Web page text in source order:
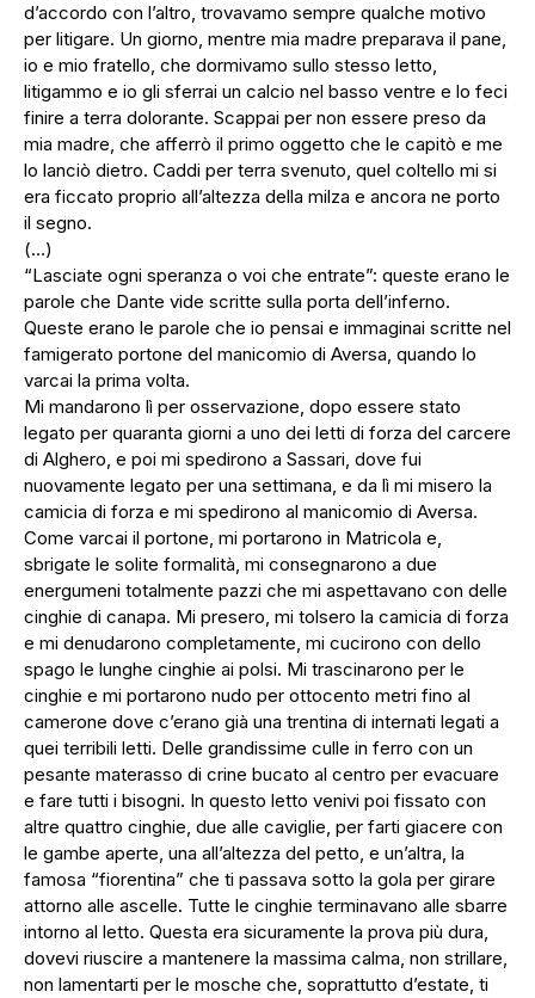
d’accordo con l’altro, trovavamo sempre qualche motivo
per litigare. Un giorno, mentre mia madre preparava il pane,
io e mio fratello, che dormivamo sullo stesso letto,
litigammo e io gli sferrai un calcio nel basso ventre e lo feci
finire a terra dolorante. Scappai per non essere preso da
mia madre, che afferrò il primo oggetto che le capitò e me
lo lanciò dietro. Caddi per terra svenuto, quel coltello mi si
era ficcato proprio all’altezza della milza e ancora ne porto
il segno.
(…)
“Lasciate ogni speranza o voi che entrate”: queste erano le
parole che Dante vide scritte sulla porta dell’inferno.
Queste erano le parole che io pensai e immaginai scritte nel
famigerato portone del manicomio di Aversa, quando lo
varcai la prima volta.
Mi mandarono lì per osservazione, dopo essere stato
legato per quaranta giorni a uno dei letti di forza del carcere
di Alghero, e poi mi spedirono a Sassari, dove fui
nuovamente legato per una settimana, e da lì mi misero la
camicia di forza e mi spedirono al manicomio di Aversa.
Come varcai il portone, mi portarono in Matricola e,
sbrigate le solite formalità, mi consegnarono a due
energumeni totalmente pazzi che mi aspettavano con delle
cinghie di canapa. Mi presero, mi tolsero la camicia di forza
e mi denudarono completamente, mi cucirono con dello
spago le lunghe cinghie ai polsi. Mi trascinarono per le
cinghie e mi portarono nudo per ottocento metri fino al
camerone dove c’erano già una trentina di internati legati a
quei terribili letti. Delle grandissime culle in ferro con un
pesante materasso di crine bucato al centro per evacuare
e fare tutti i bisogni. In questo letto venivi poi fissato con
altre quattro cinghie, due alle caviglie, per farti giacere con
le gambe aperte, una all’altezza del petto, e un’altra, la
famosa “fiorentina” che ti passava sotto la gola per girare
attorno alle ascelle. Tutte le cinghie terminavano alle sbarre
intorno al letto. Questa era sicuramente la prova più dura,
dovevi riuscire a mantenere la massima calma, non strillare,
non lamentarti per le mosche che, soprattutto d’estate, ti